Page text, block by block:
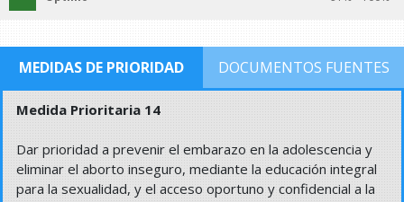
MEDIDAS DE PRIORIDAD DOCUMENTOS FUENTES
Medida Prioritaria 14
Dar prioridad a prevenir el embarazo en la adolescencia y
eliminar el aborto inseguro, mediante la educación integral
para la sexualidad, y el acceso oportuno y confidencial a la